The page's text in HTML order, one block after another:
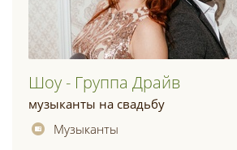
Шoу - Группа Драйв
музыканты на свадьбу
Музыканты